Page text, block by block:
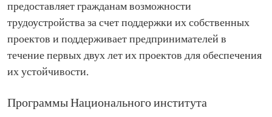
предоставляет гражданам возможности
трудоустройства за счет поддержки их собственных
проектов и поддерживает предпринимателей в
течение первых двух лет их проектов для обеспечения
их устойчивости.
Программы Национального института